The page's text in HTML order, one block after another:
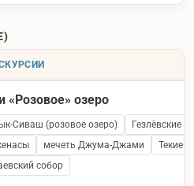
«Розовое» озеро
Сиваш (розовое озеро)
Гезлёвские
мечеть Джума-Джами
Текие
собор